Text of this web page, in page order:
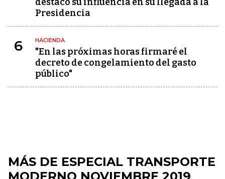
Presidencia
6 HACIENDA
"En las próximas horas firmaré el
decreto de congelamiento del gasto
público"
MÁS DE ESPECIAL TRANSPORTE